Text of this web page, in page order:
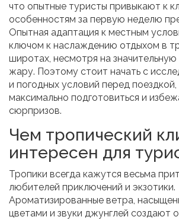
что опытные туристы привыкают к
особенностям за первую неделю
Опытная адаптация к местным
ключом к наслаждению отдыхом в
широтах, несмотря на
жару. Поэтому стоит начать с
и погодных условий перед
максимально подготовиться и
сюрпризов.
Чем тропический
интересен для
Тропики всегда кажутся весьма
любителей приключений и экзотики.
Ароматизированные ветра,
цветами и звуки джунглей создают